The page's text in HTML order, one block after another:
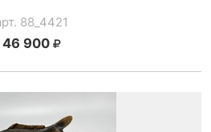
88_4421
46 900